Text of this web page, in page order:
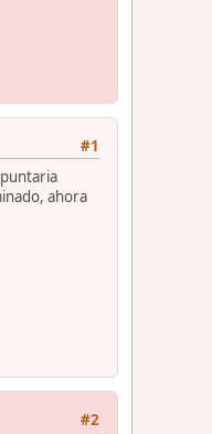
#1
ahora
#2